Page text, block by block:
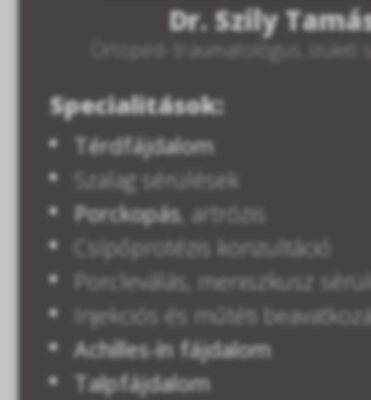
Dr. Szily
Ortopéd- traumatológus, ízületi
Specialitások:
Térdfájdalom
Szalag sérülések
Porckopás, artrózis
Csípőprotézis konzultáció
Porcleválás, meniszkusz
Injekciós és műtéti
Achilles-ín fájdalom
Talpfájdalom